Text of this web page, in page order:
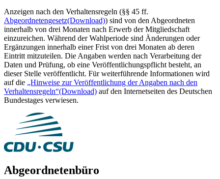
Anzeigen nach den Verhaltensregeln (§§ 45 ff.
Abgeordnetengesetz(Download)) sind von den Abgeordneten
innerhalb von drei Monaten nach Erwerb der Mitgliedschaft
einzureichen. Während der Wahlperiode sind Änderungen oder
Ergänzungen innerhalb einer Frist von drei Monaten ab deren
Eintritt mitzuteilen. Die Angaben werden nach Verarbeitung der
Daten und Prüfung, ob eine Veröffentlichungspflicht besteht, an
dieser Stelle veröffentlicht. Für weiterführende Informationen wird
auf die „Hinweise zur Veröffentlichung der Angaben nach den
Verhaltensregeln“(Download) auf den Internetseiten des Deutschen
Bundestages verwiesen.
Abgeordnetenbüro